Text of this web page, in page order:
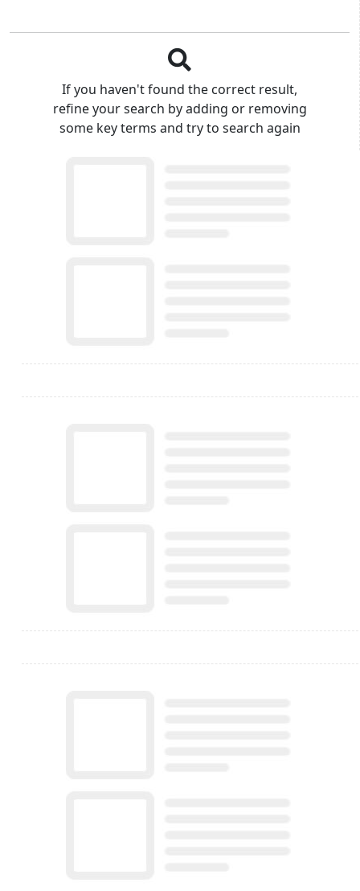
If you haven't found the correct result,
refine your search by adding or removing
some key terms and try to search again